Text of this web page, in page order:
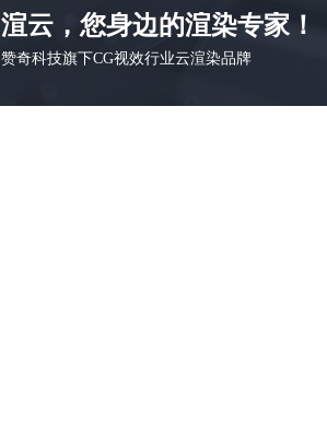
渲云，您身边的渲染专家！
赞奇科技旗下CG视效行业云渲染品牌